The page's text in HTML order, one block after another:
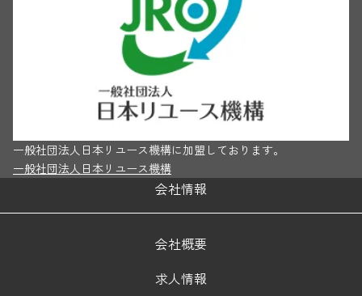
一般社団法人日本リユース機構に加盟しております。
一般社団法人日本リユース機構
会社情報
会社概要
求人情報